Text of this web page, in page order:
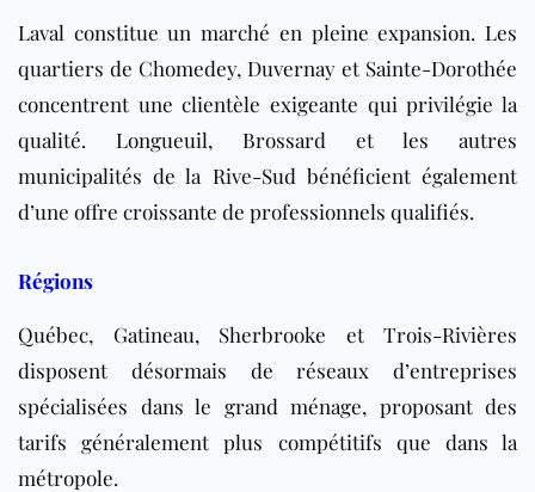
Laval constitue un marché en pleine expansion. Les
quartiers de Chomedey, Duvernay et Sainte-Dorothée
concentrent une clientèle exigeante qui privilégie la
qualité. Longueuil, Brossard et les autres
municipalités de la Rive-Sud bénéficient également
d’une offre croissante de professionnels qualifiés.
Régions
Québec, Gatineau, Sherbrooke et Trois-Rivières
disposent désormais de réseaux d’entreprises
spécialisées dans le grand ménage, proposant des
tarifs généralement plus compétitifs que dans la
métropole.